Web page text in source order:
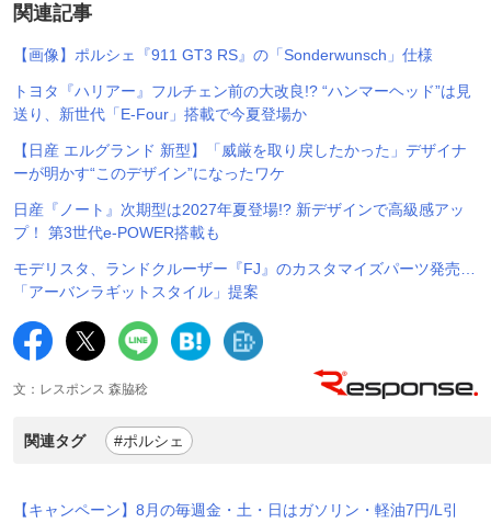
関連記事
【画像】ポルシェ『911 GT3 RS』の「Sonderwunsch」仕様
トヨタ『ハリアー』フルチェン前の大改良!? “ハンマーヘッド”は見
送り、新世代「E-Four」搭載で今夏登場か
【日産 エルグランド 新型】「威厳を取り戻したかった」デザイナ
ーが明かす“このデザイン”になったワケ
日産『ノート』次期型は2027年夏登場!? 新デザインで高級感アッ
プ！ 第3世代e-POWER搭載も
モデリスタ、ランドクルーザー『FJ』のカスタマイズパーツ発売…
「アーバンラギットスタイル」提案
文：レスポンス 森脇稔
関連タグ #ポルシェ
【キャンペーン】8月の毎週金・土・日はガソリン・軽油7円/L引